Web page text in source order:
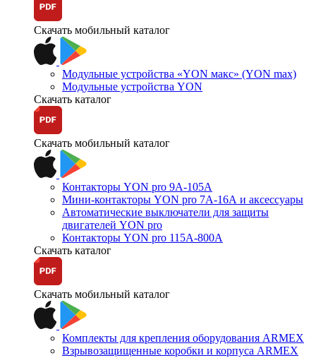
Скачать мобильный каталог
Модульные устройства «YON макс» (YON max)
Модульные устройства YON
Скачать каталог
Скачать мобильный каталог
Контакторы YON pro 9А-105А
Мини-контакторы YON pro 7А-16А и аксессуары
Автоматические выключатели для защиты
двигателей YON pro
Контакторы YON pro 115А-800А
Скачать каталог
Скачать мобильный каталог
Комплекты для крепления оборудования ARMEX
Взрывозащищенные коробки и корпуса ARMEX